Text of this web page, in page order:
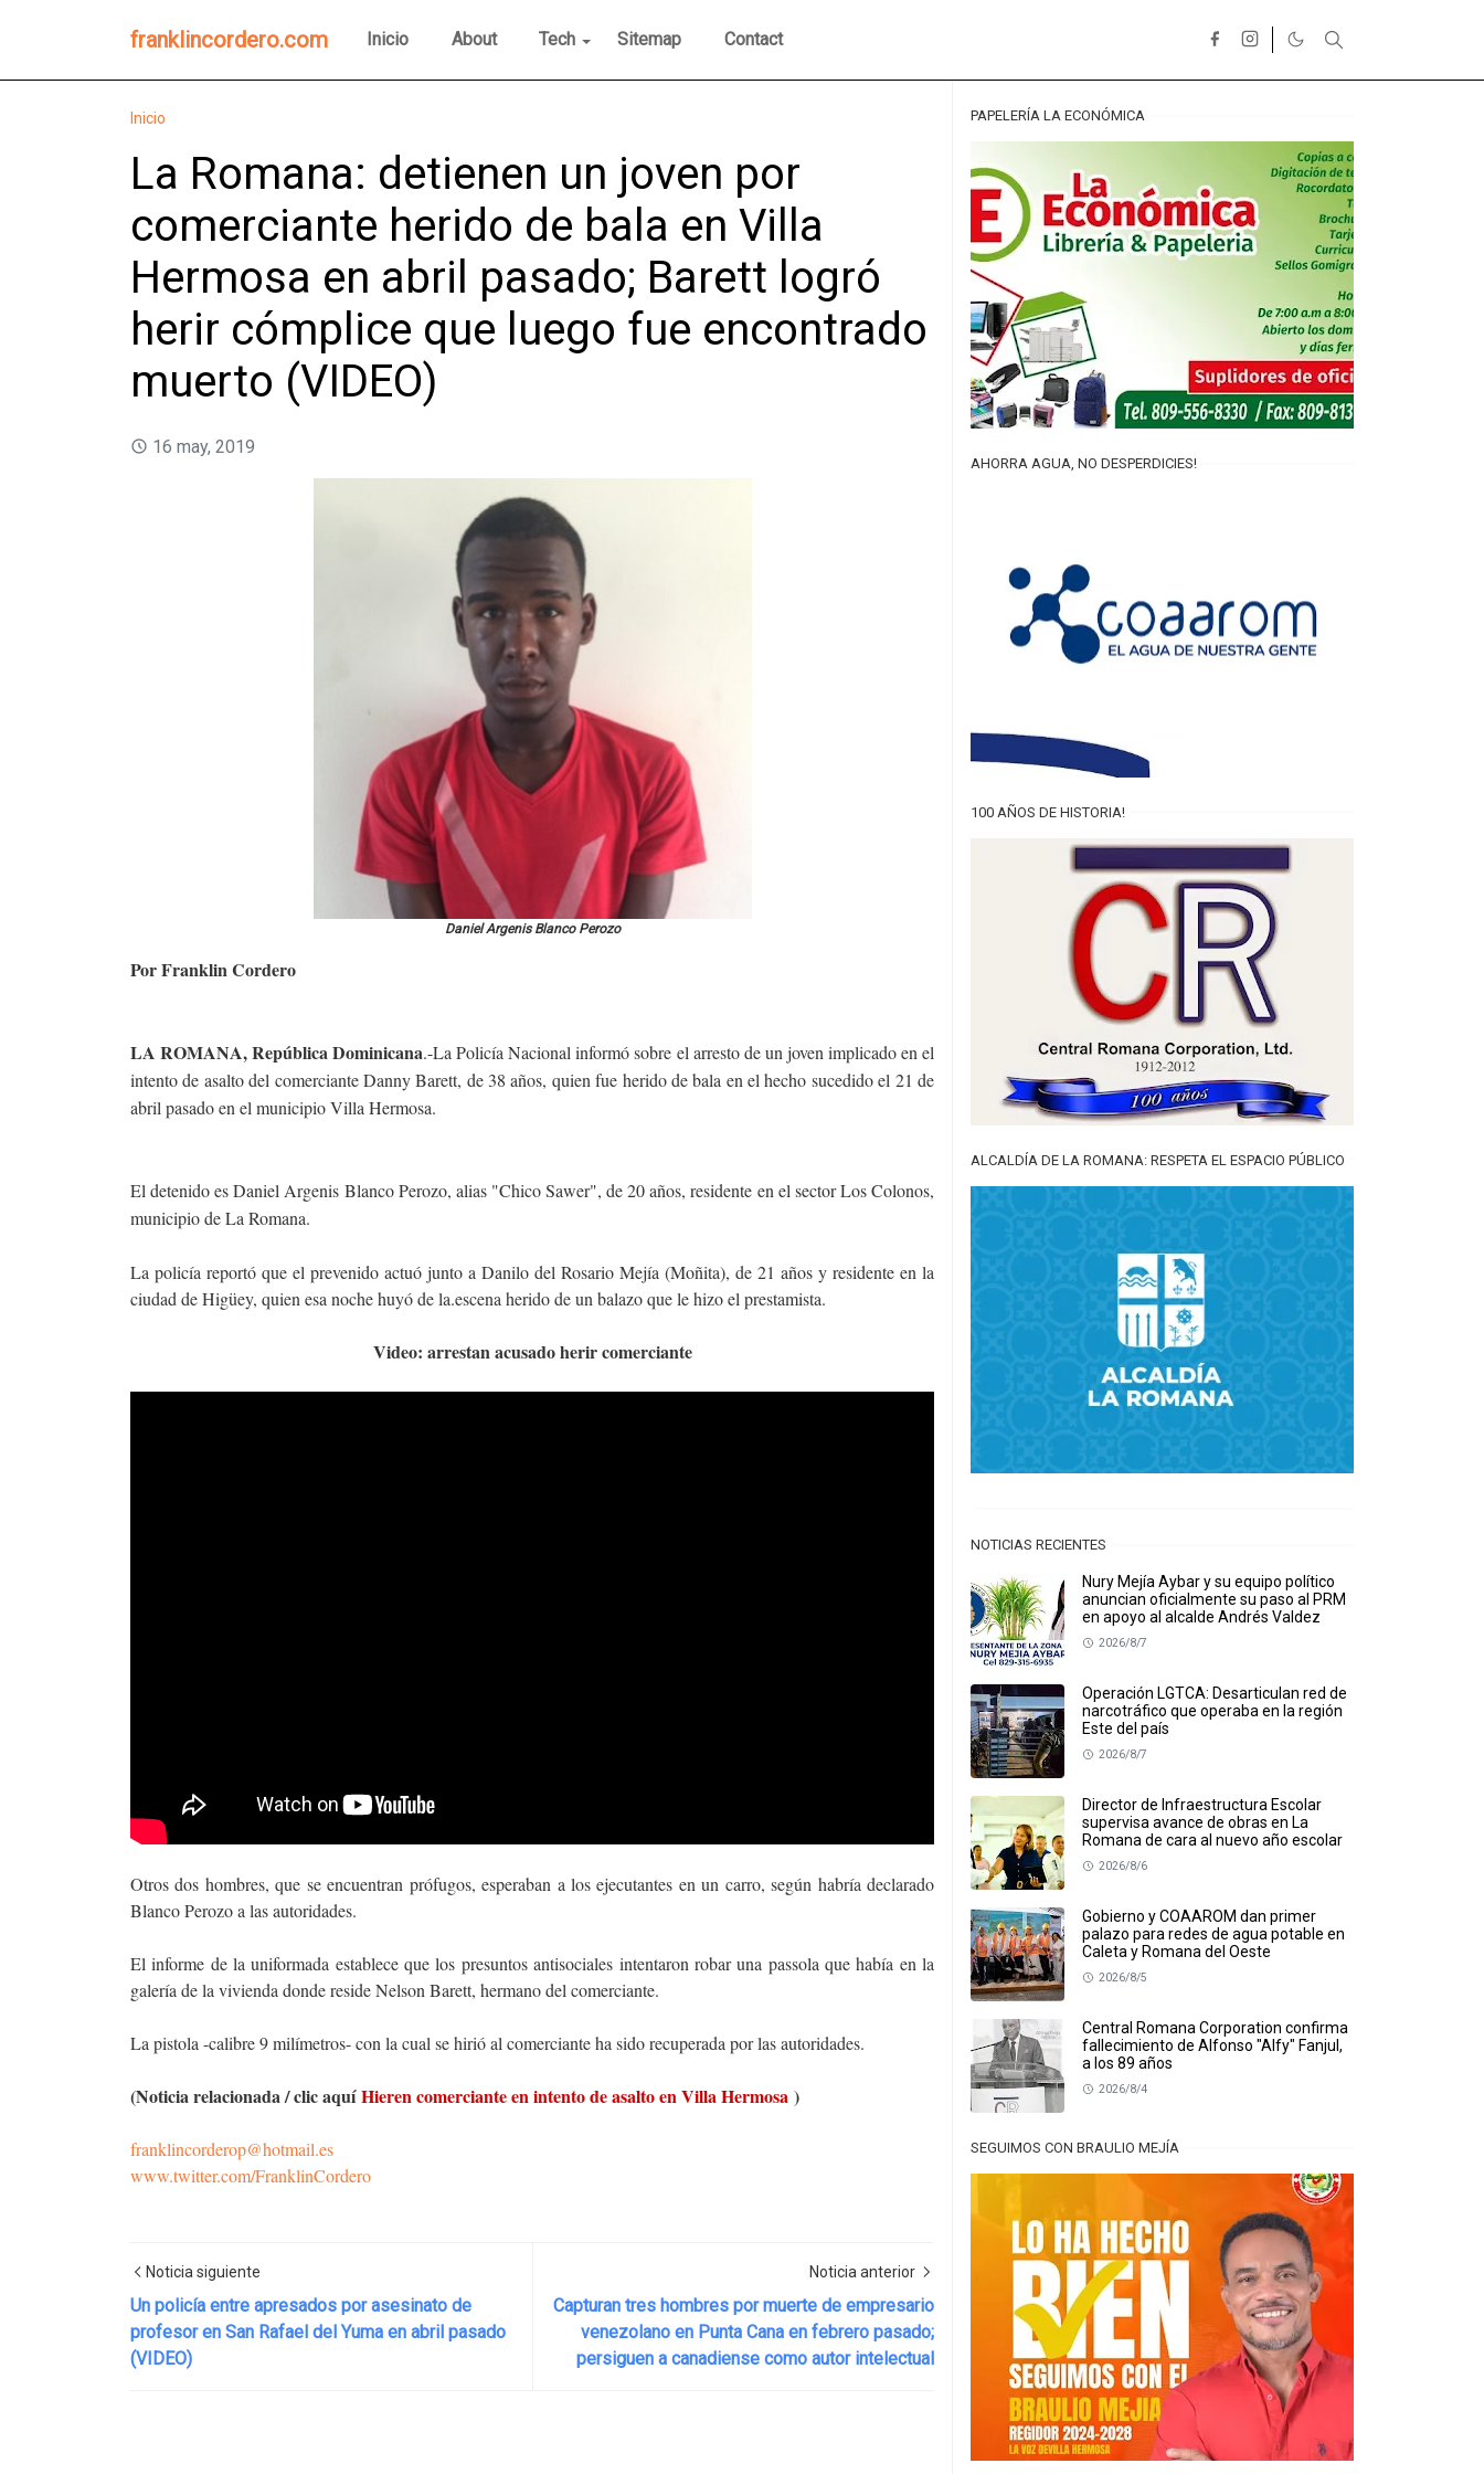
franklincordero.com Inicio About Tech Sitemap Contact
Inicio
La Romana: detienen un joven por
comerciante herido de bala en Villa
Hermosa en abril pasado; Barett logró
herir cómplice que luego fue encontrado
muerto (VIDEO)
16 may, 2019
Daniel Argenis Blanco Perozo
Por Franklin Cordero
LA ROMANA, República Dominicana.-La Policía Nacional informó sobre el arresto de un joven implicado en el
intento de asalto del comerciante Danny Barett, de 38 años, quien fue herido de bala en el hecho sucedido el 21 de
abril pasado en el municipio Villa Hermosa.
El detenido es Daniel Argenis Blanco Perozo, alias "Chico Sawer", de 20 años, residente en el sector Los Colonos,
municipio de La Romana.
La policía reportó que el prevenido actuó junto a Danilo del Rosario Mejía (Moñita), de 21 años y residente en la
ciudad de Higüey, quien esa noche huyó de la.escena herido de un balazo que le hizo el prestamista.
Video: arrestan acusado herir comerciante
Otros dos hombres, que se encuentran prófugos, esperaban a los ejecutantes en un carro, según habría declarado
Blanco Perozo a las autoridades.
El informe de la uniformada establece que los presuntos antisociales intentaron robar una passola que había en la
galería de la vivienda donde reside Nelson Barett, hermano del comerciante.
La pistola -calibre 9 milímetros- con la cual se hirió al comerciante ha sido recuperada por las autoridades.
(Noticia relacionada / clic aquíHieren comerciante en intento de asalto en Villa Hermosa )
franklincorderop@hotmail.es
www.twitter.com/FranklinCordero
Noticia siguiente
Un policía entre apresados por asesinato de
profesor en San Rafael del Yuma en abril pasado
(VIDEO)
Noticia anterior
Capturan tres hombres por muerte de empresario
venezolano en Punta Cana en febrero pasado;
persiguen a canadiense como autor intelectual
PAPELERÍA LA ECONÓMICA
AHORRA AGUA, NO DESPERDICIES!
100 AÑOS DE HISTORIA!
ALCALDÍA DE LA ROMANA: RESPETA EL ESPACIO PÚBLICO
NOTICIAS RECIENTES
Nury Mejía Aybar y su equipo político
anuncian oficialmente su paso al PRM
en apoyo al alcalde Andrés Valdez
2026/8/7
Operación LGTCA: Desarticulan red de
narcotráfico que operaba en la región
Este del país
2026/8/7
Director de Infraestructura Escolar
supervisa avance de obras en La
Romana de cara al nuevo año escolar
2026/8/6
Gobierno y COAAROM dan primer
palazo para redes de agua potable en
Caleta y Romana del Oeste
2026/8/5
Central Romana Corporation confirma
fallecimiento de Alfonso "Alfy" Fanjul,
a los 89 años
2026/8/4
SEGUIMOS CON BRAULIO MEJÍA